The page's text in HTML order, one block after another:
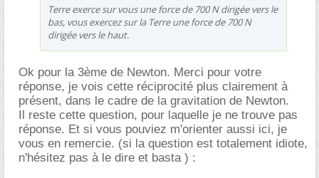
Terre exerce sur vous une force de 700 N dirigée vers le
bas, vous exercez sur la Terre une force de 700 N
dirigée vers le haut.
Ok pour la 3ème de Newton. Merci pour votre
réponse, je vois cette réciprocité plus clairement à
présent, dans le cadre de la gravitation de Newton.
Il reste cette question, pour laquelle je ne trouve pas
réponse. Et si vous pouviez m'orienter aussi ici, je
vous en remercie. (si la question est totalement idiote,
n'hésitez pas à le dire et basta ) :